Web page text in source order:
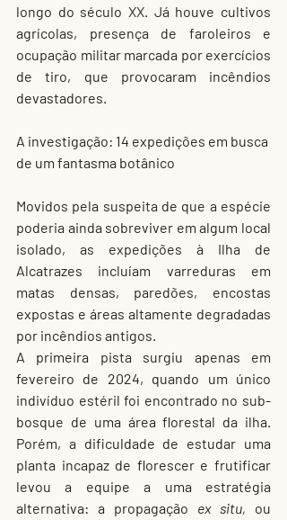
longo do século XX. Já houve cultivos
agrícolas, presença de faroleiros e
ocupação militar marcada por exercícios
de tiro, que provocaram incêndios
devastadores.
A investigação: 14 expedições em busca
de um fantasma botânico
Movidos pela suspeita de que a espécie
poderia ainda sobreviver em algum local
isolado, as expedições à Ilha de
Alcatrazes incluíam varreduras em
matas densas, paredões, encostas
expostas e áreas altamente degradadas
por incêndios antigos.
A primeira pista surgiu apenas em
fevereiro de 2024, quando um único
indivíduo estéril foi encontrado no sub-
bosque de uma área florestal da ilha.
Porém, a dificuldade de estudar uma
planta incapaz de florescer e frutificar
levou a equipe a uma estratégia
alternativa: a propagação ex situ, ou